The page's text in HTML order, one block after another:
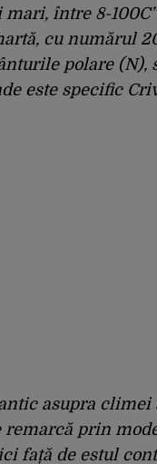
între 8-100C”
cu numărul
polare (N),
este specific
asupra
remarcă prin
față de estul